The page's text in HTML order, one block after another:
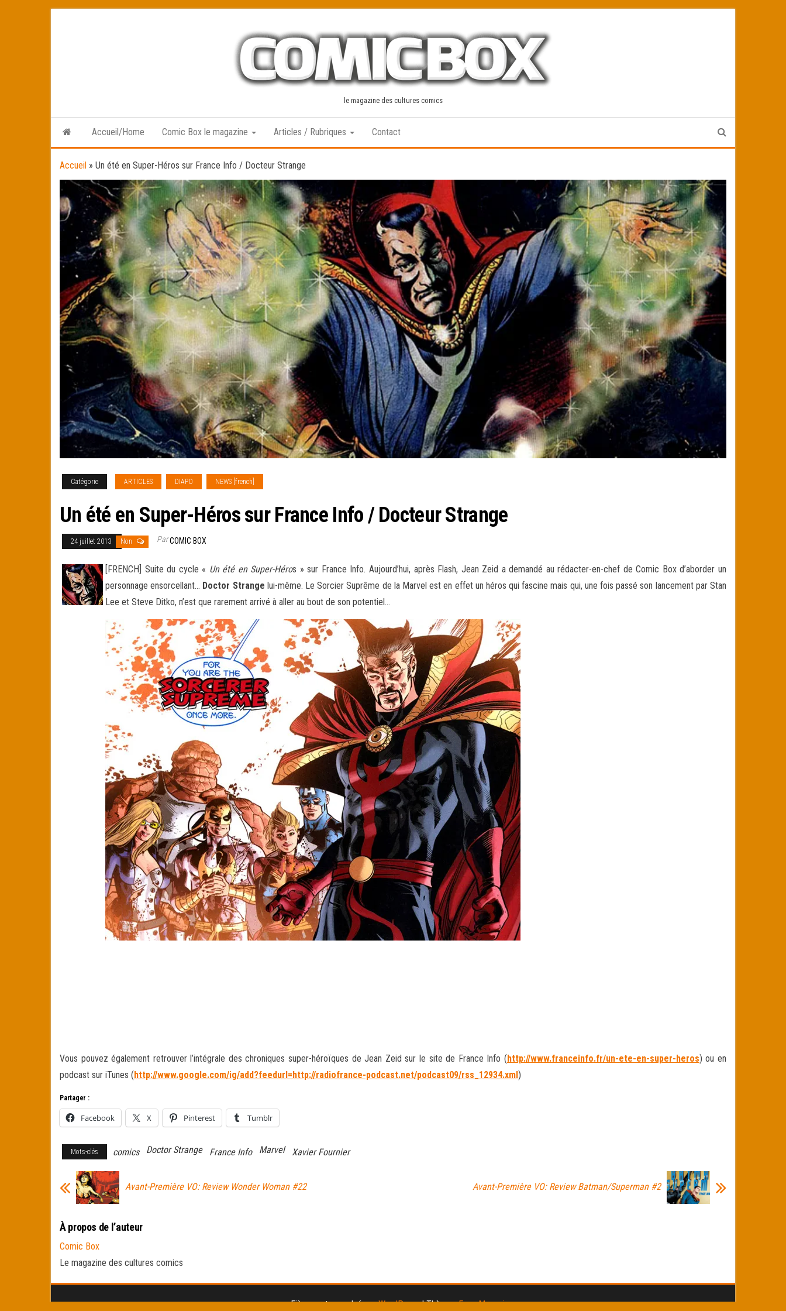
le magazine des cultures comics
Accueil/Home Comic Box le magazine Articles / Rubriques Contact
Accueil » Un été en Super-Héros sur France Info / Docteur Strange
Catégorie ARTICLES DIAPO NEWS [french]
Un été en Super-Héros sur France Info / Docteur Strange
24 juillet 2013 Non ParCOMIC BOX
[FRENCH] Suite du cycle « Un été en Super-Héros » sur France Info. Aujourd’hui, après Flash, Jean Zeid a demandé au rédacter-en-chef de Comic Box d’aborder un
personnage ensorcellant… Doctor Strange lui-même. Le Sorcier Suprême de la Marvel est en effet un héros qui fascine mais qui, une fois passé son lancementpar Stan
Lee et Steve Ditko, n’est que rarement arrivé à aller au bout de son potentiel…
Vous pouvez également retrouver l’intégrale des chroniques super-héroïques de Jean Zeid sur le site de France Info (http://www.franceinfo.fr/un-ete-en-super-heros) ou en
podcast sur iTunes (http://www.google.com/ig/add?feedurl=http://radiofrance-podcast.net/podcast09/rss_12934.xml)
Partager :
Facebook X Pinterest Tumblr
Mots-clés comics Doctor Strange France Info Marvel Xavier Fournier
Avant-Première VO: Review Wonder Woman #22 Avant-Première VO: Review Batman/Superman #2
À propos de l’auteur
Comic Box
Le magazine des cultures comics
Fièrement propulsé parWordPress |Thème :Envo Magazine